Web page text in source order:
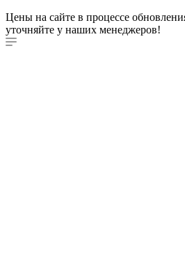
Цены на сайте в процессе
уточняйте у наших менеджеров!